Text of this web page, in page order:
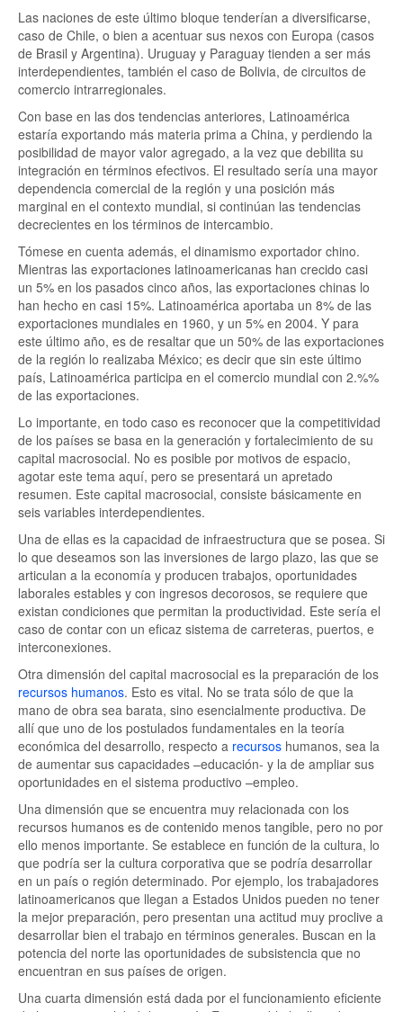
Las naciones de este último bloque tenderían a diversificarse,
caso de Chile, o bien a acentuar sus nexos con Europa (casos
de Brasil y Argentina). Uruguay y Paraguay tienden a ser más
interdependientes, también el caso de Bolivia, de circuitos de
comercio intrarregionales.
Con base en las dos tendencias anteriores, Latinoamérica
estaría exportando más materia prima a China, y perdiendo la
posibilidad de mayor valor agregado, a la vez que debilita su
integración en términos efectivos. El resultado sería una mayor
dependencia comercial de la región y una posición más
marginal en el contexto mundial, si continúan las tendencias
decrecientes en los términos de intercambio.
Tómese en cuenta además, el dinamismo exportador chino.
Mientras las exportaciones latinoamericanas han crecido casi
un 5% en los pasados cinco años, las exportaciones chinas lo
han hecho en casi 15%. Latinoamérica aportaba un 8% de las
exportaciones mundiales en 1960, y un 5% en 2004. Y para
este último año, es de resaltar que un 50% de las exportaciones
de la región lo realizaba México; es decir que sin este último
país, Latinoamérica participa en el comercio mundial con 2.%%
de las exportaciones.
Lo importante, en todo caso es reconocer que la competitividad
de los países se basa en la generación y fortalecimiento de su
capital macrosocial. No es posible por motivos de espacio,
agotar este tema aquí, pero se presentará un apretado
resumen. Este capital macrosocial, consiste básicamente en
seis variables interdependientes.
Una de ellas es la capacidad de infraestructura que se posea. Si
lo que deseamos son las inversiones de largo plazo, las que se
articulan a la economía y producen trabajos, oportunidades
laborales estables y con ingresos decorosos, se requiere que
existan condiciones que permitan la productividad. Este sería el
caso de contar con un eficaz sistema de carreteras, puertos, e
interconexiones.
Otra dimensión del capital macrosocial es la preparación de los
recursos humanos. Esto es vital. No se trata sólo de que la
mano de obra sea barata, sino esencialmente productiva. De
allí que uno de los postulados fundamentales en la teoría
económica del desarrollo, respecto a recursos humanos, sea la
de aumentar sus capacidades –educación- y la de ampliar sus
oportunidades en el sistema productivo –empleo.
Una dimensión que se encuentra muy relacionada con los
recursos humanos es de contenido menos tangible, pero no por
ello menos importante. Se establece en función de la cultura, lo
que podría ser la cultura corporativa que se podría desarrollar
en un país o región determinado. Por ejemplo, los trabajadores
latinoamericanos que llegan a Estados Unidos pueden no tener
la mejor preparación, pero presentan una actitud muy proclive a
desarrollar bien el trabajo en términos generales. Buscan en la
potencia del norte las oportunidades de subsistencia que no
encuentran en sus países de origen.
Una cuarta dimensión está dada por el funcionamiento eficiente